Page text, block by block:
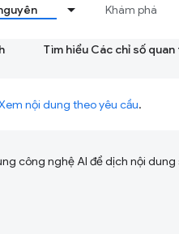
Khám phá
Tìm hiểu Các chỉ số
nội dung theo yêu cầu.
công nghệ AI để dịch nội